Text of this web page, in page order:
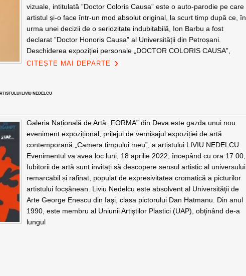
vizuale, intitulată ”Doctor Coloris Causa” este o auto-parodie pe care
artistul și-o face într-un mod absolut original, la scurt timp după ce, în
urma unei decizii de o seriozitate indubitabilă, Ion Barbu a fost
declarat ”Doctor Honoris Causa” al Universității din Petroșani.
Deschiderea expoziției personale „DOCTOR COLORIS CAUSA”,
CITEȘTE MAI DEPARTE
LIVIU NEDELCU
Galeria Națională de Artă „FORMA” din Deva este gazda unui nou
eveniment expozițional, prilejui de vernisajul expoziției de artă
contemporană „Camera timpului meu”, a artistului LIVIU NEDELCU.
Evenimentul va avea loc luni, 18 aprilie 2022, începând cu ora 17.00,
Iubitorii de artă sunt invitați să descopere sensul artistic al universului
remarcabil și rafinat, populat de expresivitatea cromatică a picturilor
artistului focșănean. Liviu Nedelcu este absolvent al Universităţii de
Arte George Enescu din Iaşi, clasa pictorului Dan Hatmanu. Din anul
1990, este membru al Uniunii Artiştilor Plastici (UAP), obţinând de-a
lungul